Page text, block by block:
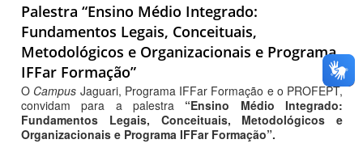
Palestra “Ensino Médio Integrado:
Fundamentos Legais, Conceituais,
Metodológicos e Organizacionais e Programa
IFFar Formação”
O Campus Jaguari, Programa IFFar Formação e o PROFEPT,
convidam para a palestra “Ensino Médio Integrado:
Fundamentos Legais, Conceituais, Metodológicos e
Organizacionais e Programa IFFar Formação”.